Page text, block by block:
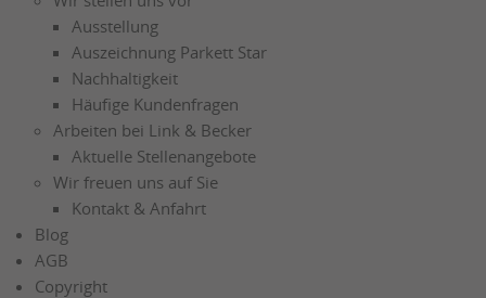
Ausstellung
Auszeichnung Parkett Star
Nachhaltigkeit
Häufige Kundenfragen
Arbeiten bei Link & Becker
Aktuelle Stellenangebote
Wir freuen uns auf Sie
Kontakt & Anfahrt
Blog
AGB
Copyright